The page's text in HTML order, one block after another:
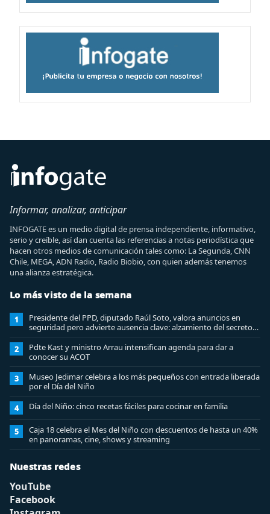
Informar, analizar, anticipar
INFOGATE es un medio digital de prensa independiente, informativo,
serio y creíble, así dan cuenta las referencias a notas periodística que
hacen otros medios de comunicación tales como: La Segunda, CNN
Chile, MEGA, ADN Radio, Radio Biobio, con quien además tenemos
una alianza estratégica.
Lo más visto de la semana
1
Presidente del PPD, diputado Raúl Soto, valora anuncios en
seguridad pero advierte ausencia clave: alzamiento del secreto
bancario El presidente del Partido Por la Democracia (PPD) y
diputado, Raúl Soto, se refirió a la agenda de seguridad
2
Pdte Kast y ministro Arrau intensifican agenda para dar a
conocer su ACOT
3
Museo Jedimar celebra a los más pequeños con entrada liberada
por el Día del Niño
4 Día del Niño: cinco recetas fáciles para cocinar en familia
5
Caja 18 celebra el Mes del Niño con descuentos de hasta un 40%
en panoramas, cine, shows y streaming
Nuestras redes
YouTube
Facebook